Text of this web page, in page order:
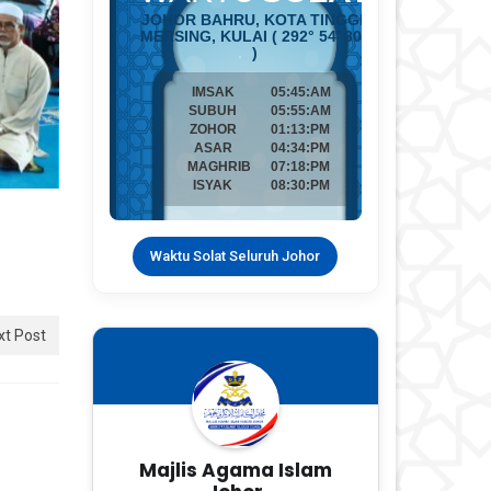
Post
Waktu Solat Seluruh Johor
Majlis Agama Islam